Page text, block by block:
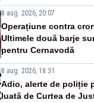
8 aug. 2026, 20:07
Operațiune contra
Ultimele două barje
pentru Cernavodă
8 aug. 2026, 18:31
Adio, alerte de poliție
luată de Curtea de